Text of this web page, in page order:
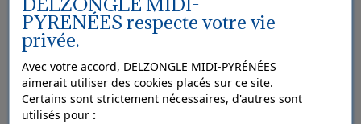
Panoramique CASADECO Collection WONDERWALLS 3 Voilumina
WDWT202305309V 300x310cm
PYRENÉES respecte votre vie
privée.
Avec votre accord, DELZONGLE MIDI-PYRÉNÉES
aimerait utiliser des cookies placés sur ce site.
Certains sont strictement nécessaires, d'autres sont
utilisés pour :